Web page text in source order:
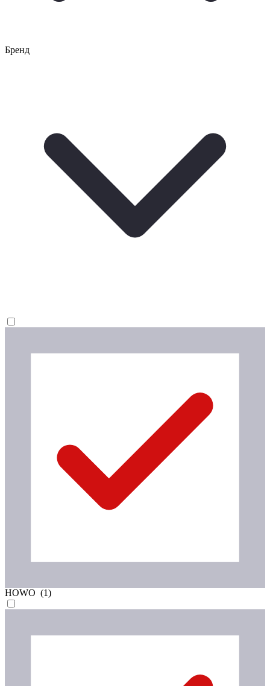
Бренд
HOWO (1)